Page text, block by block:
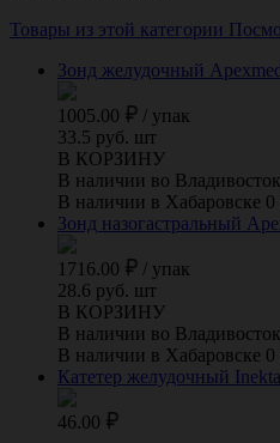
Товары из этой категории
Зонд желудочный
1005.00 / упак
33.5 руб. шт
В КОРЗИНУ
В наличии во
В наличии в Хабаровске 0
Зонд назогастральный
1716.00 / упак
28.6 руб. шт
В КОРЗИНУ
В наличии во
В наличии в Хабаровске 0
Катетер желудочный
46.00